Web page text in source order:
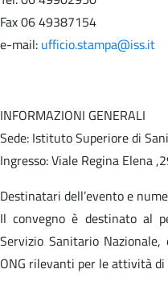
Fax 06 49387154
e-mail: ufficio.stampa@iss.it
INFORMAZIONI GENERALI
Sede: Istituto Superiore di
Ingresso: Viale Regina Elena
Destinatari dell’evento e
Il convegno è destinato al
Servizio Sanitario
ONG rilevanti per le attività